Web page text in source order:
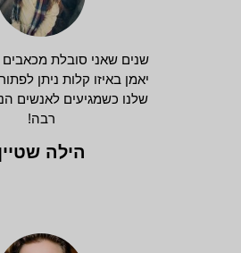
שנים שאני סובלת מכאבים
יאמן באיזו קלות ניתן
שלנו כשמגיעים לאנשים
רבה!
הילה